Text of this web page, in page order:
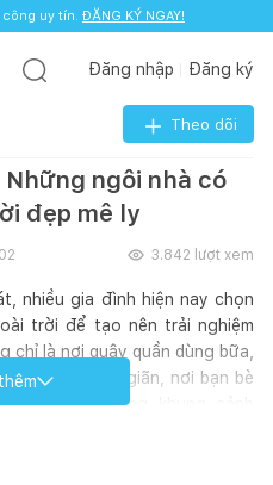
uy tín. ĐĂNG KÝ NGAY!
Đăng nhập Đăng ký
Theo dõi
ngôi nhà có
đẹp mê ly
3.842 lượt xem
nhiều gia đình hiện nay chọn
trời để tạo nên trải nghiệm
chỉ là nơi quây quần dùng bữa,
nhấn thư giãn, nơi bạn bè
chuyện trong khung cảnh